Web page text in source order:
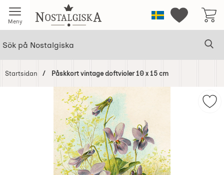
Meny Startsidan för NostalgiskaSverigeMina
Startsidan Påskkort vintage doftvioler 10 x 15 cm